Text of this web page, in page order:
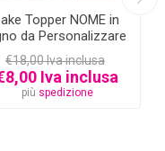
Topper NOME in
da Personalizzare
€18,00 Iva inclusa
Iva inclusa
più spedizione